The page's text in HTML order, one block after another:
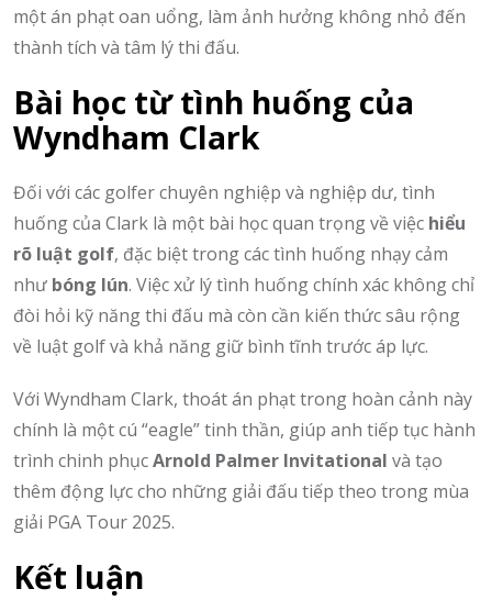
một án phạt oan uổng, làm ảnh hưởng không nhỏ đến
thành tích và tâm lý thi đấu.
Bài học từ tình huống của
Wyndham Clark
Đối với các golfer chuyên nghiệp và nghiệp dư, tình
huống của Clark là một bài học quan trọng về việc hiểu
rõ luật golf, đặc biệt trong các tình huống nhạy cảm
như bóng lún. Việc xử lý tình huống chính xác không chỉ
đòi hỏi kỹ năng thi đấu mà còn cần kiến thức sâu rộng
về luật golf và khả năng giữ bình tĩnh trước áp lực.
Với Wyndham Clark, thoát án phạt trong hoàn cảnh này
chính là một cú “eagle” tinh thần, giúp anh tiếp tục hành
trình chinh phụcArnold Palmer Invitational và tạo
thêm động lực cho những giải đấu tiếp theo trong mùa
giải PGA Tour 2025.
Kết luận